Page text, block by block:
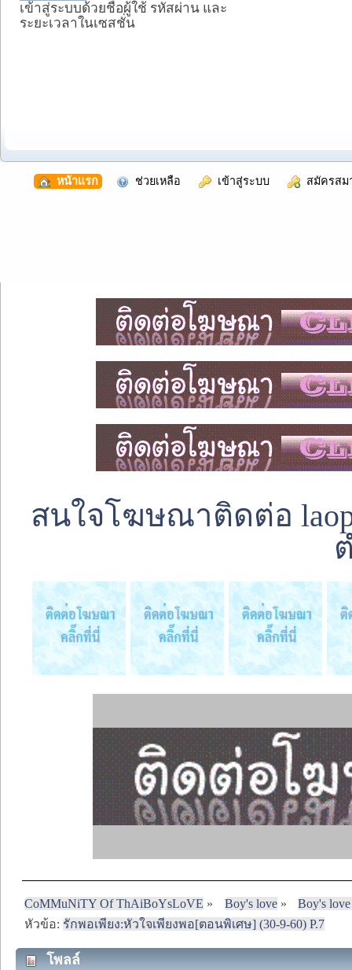
เข้าสู่ระบบด้วยชื่อผู้ใช้ รหัสผ่าน และ
ระยะเวลาในเซสชั่น
หน้าแรก ช่วยเหลือ เข้าสู่ระบบ สมัครสม
สนใจโฆษณาติดต่อ
CoMMuNiTY Of ThAiBoYsLoVE » Boy's love»
Boy's
หัวข้อ:รักพอเพียง:หัวใจเพียงพอ[ตอนพิเศษ] (30-9-60) P.7
โพลล์